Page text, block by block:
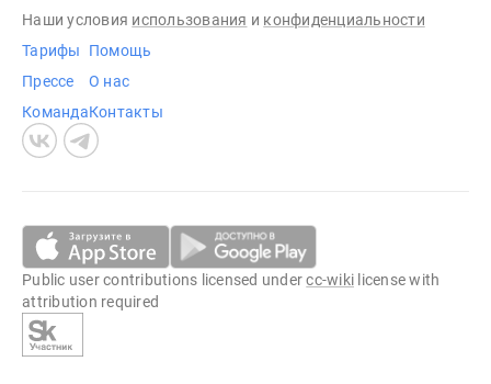
Наши условия использования и конфиденциальности
Тарифы
Прессе
Команда
Помощь
О нас
Контакты
Public user contributions licensed undercc-wiki license with
attribution required